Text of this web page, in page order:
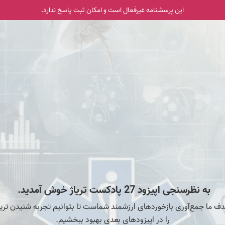
این پرسشنامه غیر‌فعال است و امکان ثبت پاسخ ندارد.
به نظرسنجی اپیزود 27 پادکست تریاژ خوش آمدید.
ما جمع‌آوری بازخوردهای ارزشمند شماست تا بتوانیم تجربه شنیدن
را در اپیزودهای بعدی بهبود ببخشیم.